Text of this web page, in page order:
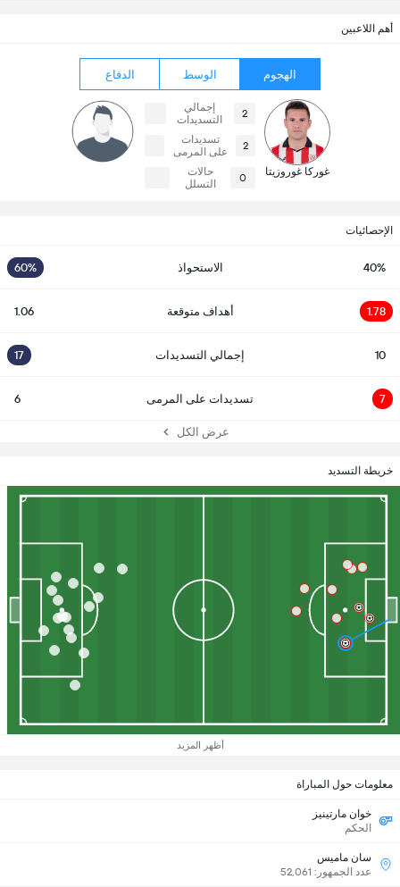
أهم اللاعبين
الهجوم الوسط الدفاع
غوركا غوروزيتا
2
إجمالي
التسديدات
2
تسديدات
على المرمى
0
حالات
التسلل
الإحصائيات
40% الاستحواذ 60%
1.78 أهداف متوقعة 1.06
10 إجمالي التسديدات 17
7 تسديدات على المرمى 6
عرض الكل
خريطة التسديد
أظهر المزيد
معلومات حول المباراة
خوان مارتينيز
الحكم
سان ماميس
عدد الجمهور: 52,061